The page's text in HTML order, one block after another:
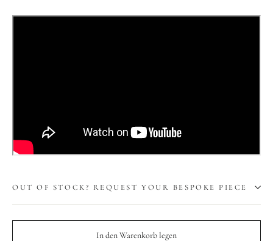
OUT OF STOCK? REQUEST YOUR BESPOKE PIECE
In den Warenkorb legen